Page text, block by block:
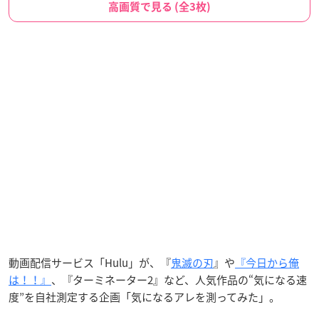
高画質で見る (全3枚)
動画配信サービス「Hulu」が、『鬼滅の刃』や 『今日から俺
は！！』 、『ターミネーター2』など、人気作品の“気になる速
度”を自社測定する企画「気になるアレを測ってみた」。